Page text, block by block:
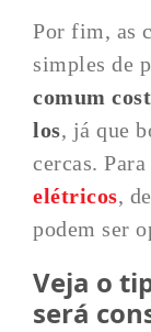
Por fim, as
simples de
comum
los, já que
cercas.
elétricos,
podem ser
Veja o
será